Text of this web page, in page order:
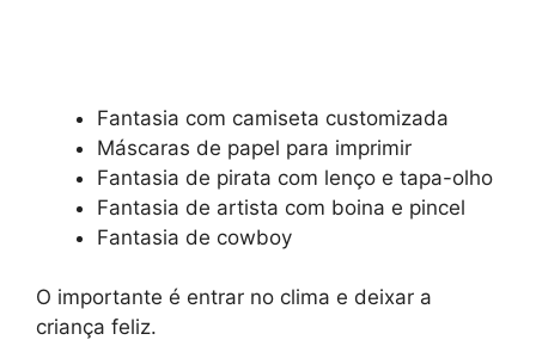
Fantasia com camiseta customizada
Máscaras de papel para imprimir
Fantasia de pirata com lenço e tapa-olho
Fantasia de artista com boina e pincel
Fantasia de cowboy
O importante é entrar no clima e deixar a
criança feliz.